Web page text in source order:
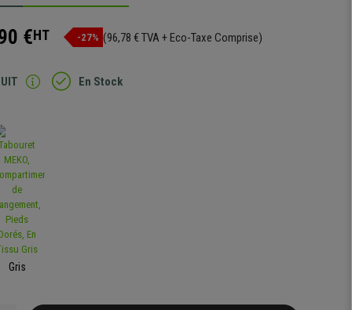
€HT -27% (96,78 € TVA + Eco-Taxe Comprise)
En Stock
Gris